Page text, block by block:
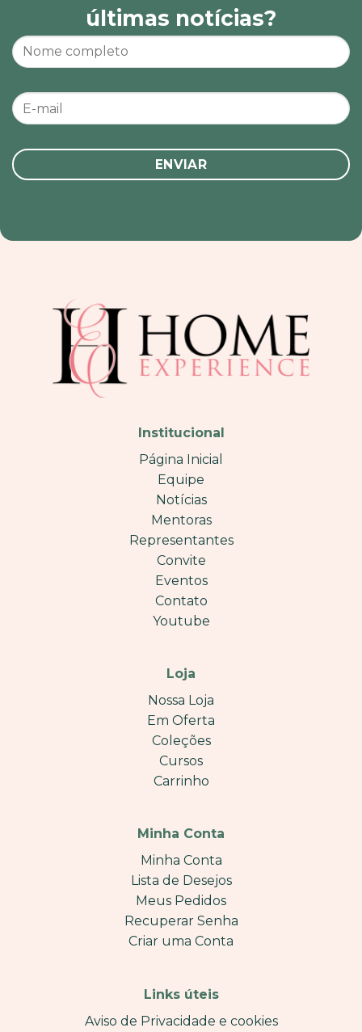
últimas notícias?
Institucional
Página Inicial
Equipe
Notícias
Mentoras
Representantes
Convite
Eventos
Contato
Youtube
Loja
Nossa Loja
Em Oferta
Coleções
Cursos
Carrinho
Minha Conta
Minha Conta
Lista de Desejos
Meus Pedidos
Recuperar Senha
Criar uma Conta
Links úteis
Aviso de Privacidade e cookies